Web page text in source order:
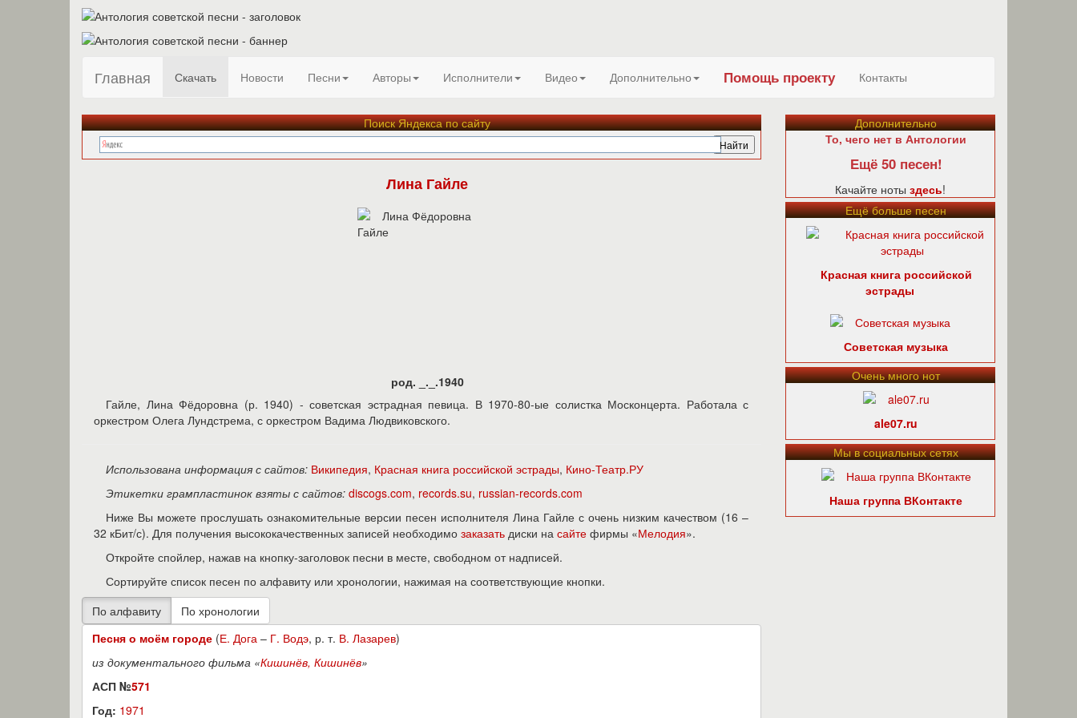
Главная Скачать Новости Песни Авторы Исполнители Видео Дополнительно Помощь проекту Контакты
Поиск Яндекса по сайту
Лина Гайле
род. _._.1940
Гайле, Лина Фёдоровна (р. 1940) - советская эстрадная певица. В 1970-80-ые солистка Москонцерта. Работала с
оркестром Олега Лундстрема, с оркестром Вадима Людвиковского.
Использована информация с сайтов: Википедия, Красная книга российской эстрады, Кино-Театр.РУ
Этикетки грампластинок взяты с сайтов: discogs.com, records.su, russian-records.com
Ниже Вы можете прослушать ознакомительные версии песен исполнителя Лина Гайле с очень низким качеством (16 –
32 кБит/с). Для получения высококачественных записей необходимо заказать диски на сайте фирмы «Мелодия».
Откройте спойлер, нажав на кнопку-заголовок песни в месте, свободном от надписей.
Сортируйте список песен по алфавиту или хронологии, нажимая на соответствующие кнопки.
Песня о моём городе (Е. Дога – Г. Водэ, р. т. В. Лазарев)
из документального фильма «Кишинёв, Кишинёв»
АСП №571
Год: 1971
Дополнительно
То, чего нет в Антологии
Ещё 50 песен!
Качайте ноты здесь!
Ещё больше песен
Красная книга российской
эстрады
Советская музыка
Очень много нот
ale07.ru
Мы в социальных сетях
Наша группа ВКонтакте